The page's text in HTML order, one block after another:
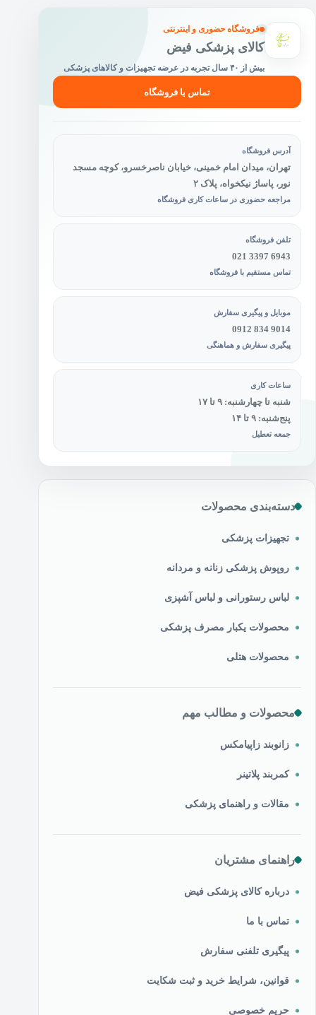
فروشگاه حضوری و اینترنتی
کالای پزشکی فیض
بیش از ۴۰ سال تجربه در عرضه تجهیزات و کالاهای پزشکی
تماس با فروشگاه
آدرس فروشگاه
تهران، میدان امام خمینی، خیابان ناصرخسرو، کوچه مسجد
نور، پاساژ نیکخواه، پلاک ۲
مراجعه حضوری در ساعات کاری فروشگاه
تلفن فروشگاه
021 3397 6943
تماس مستقیم با فروشگاه
موبایل و پیگیری سفارش
0912 834 9014
پیگیری سفارش و هماهنگی
ساعات کاری
شنبه تا چهارشنبه: ۹ تا ۱۷
پنج‌شنبه: ۹ تا ۱۴
جمعه تعطیل
دسته‌بندی محصولات
تجهیزات پزشکی
روپوش پزشکی زنانه و مردانه
لباس رستورانی و لباس آشپزی
محصولات یکبار مصرف پزشکی
محصولات هتلی
محصولات و مطالب مهم
زانوبند زاپیامکس
کمربند پلاتینر
مقالات و راهنمای پزشکی
راهنمای مشتریان
درباره کالای پزشکی فیض
تماس با ما
پیگیری تلفنی سفارش
قوانین، شرایط خرید و ثبت شکایت
حریم خصوصی